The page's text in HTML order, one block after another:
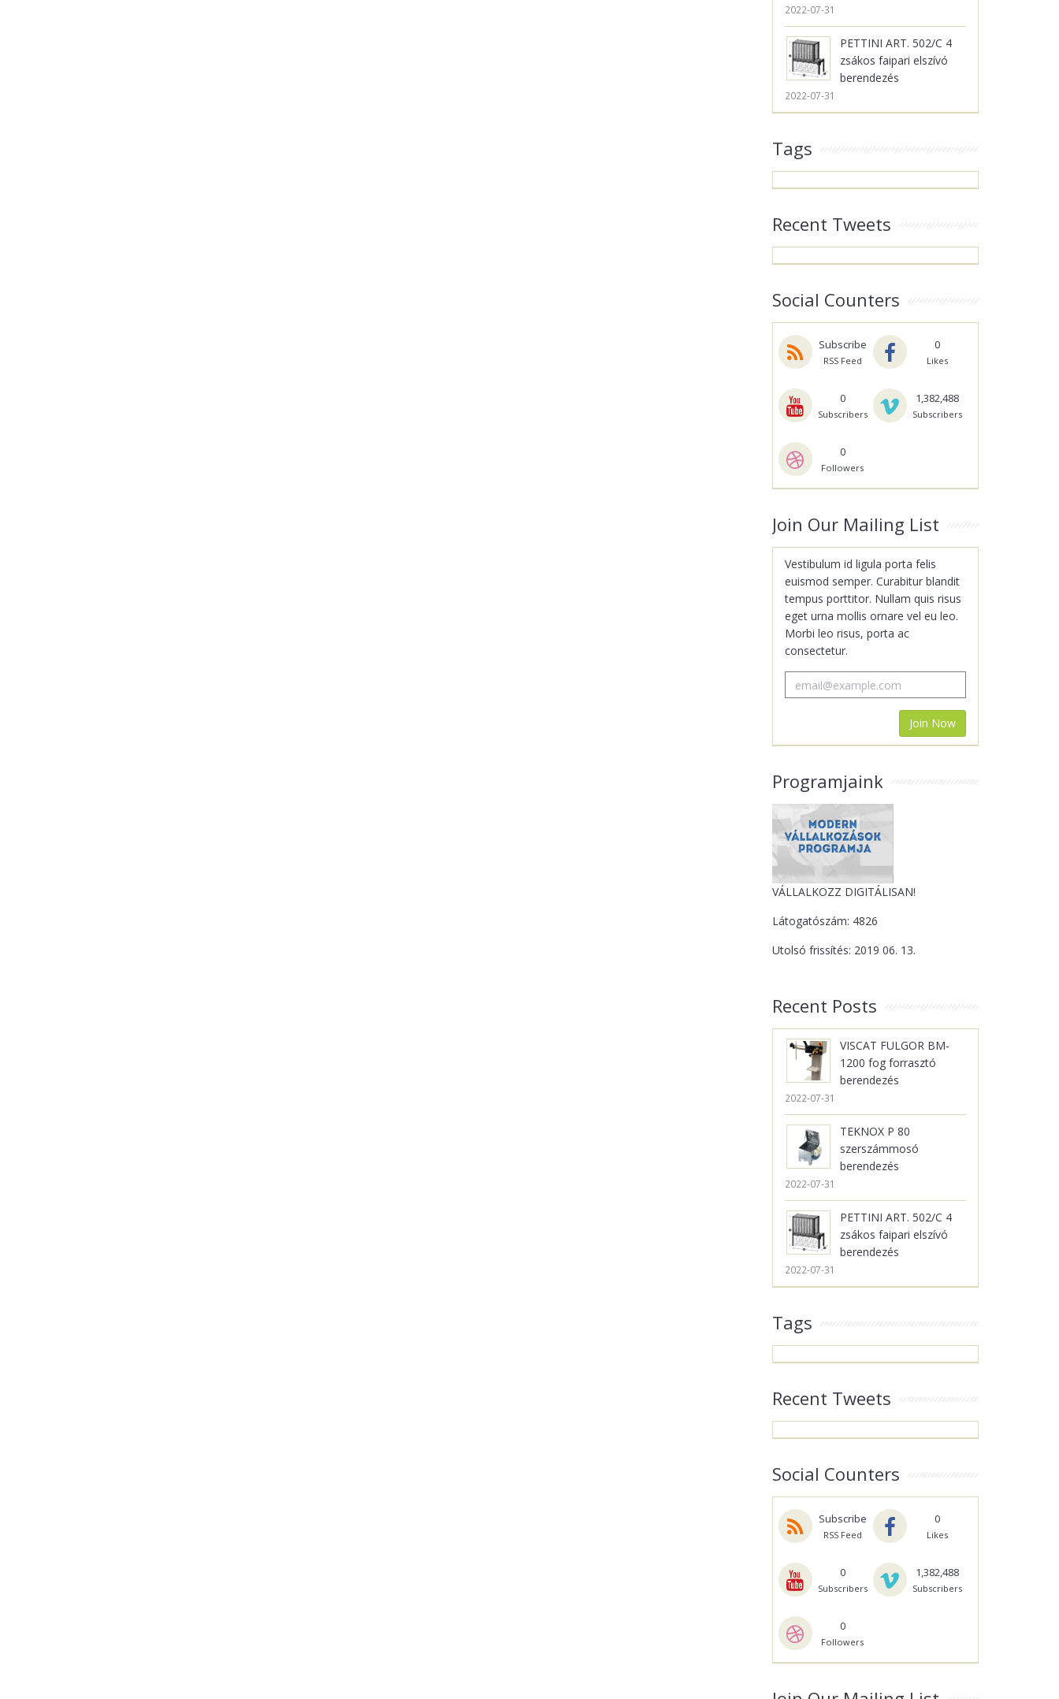
2022-07-31
PETTINI ART. 502/C 4
zsákos faipari elszívó
berendezés
2022-07-31
Tags
Recent Tweets
Social Counters
Subscribe
RSS Feed
0
Likes
0
Subscribers
1,382,488
Subscribers
0
Followers
Join Our Mailing List
Vestibulum id ligula porta felis
euismod semper. Curabitur blandit
tempus porttitor. Nullam quis risus
eget urna mollis ornare vel eu leo.
Morbi leo risus, porta ac
consectetur.
Programjaink
VÁLLALKOZZ DIGITÁLISAN!
Látogatószám: 4826
Utolsó frissítés: 2019 06. 13.
Recent Posts
VISCAT FULGOR BM-
1200 fog forrasztó
berendezés
2022-07-31
TEKNOX P 80
szerszámmosó
berendezés
2022-07-31
PETTINI ART. 502/C 4
zsákos faipari elszívó
berendezés
2022-07-31
Tags
Recent Tweets
Social Counters
Subscribe
RSS Feed
0
Likes
0
Subscribers
1,382,488
Subscribers
0
Followers